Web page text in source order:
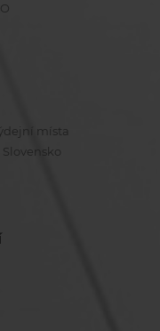
místa